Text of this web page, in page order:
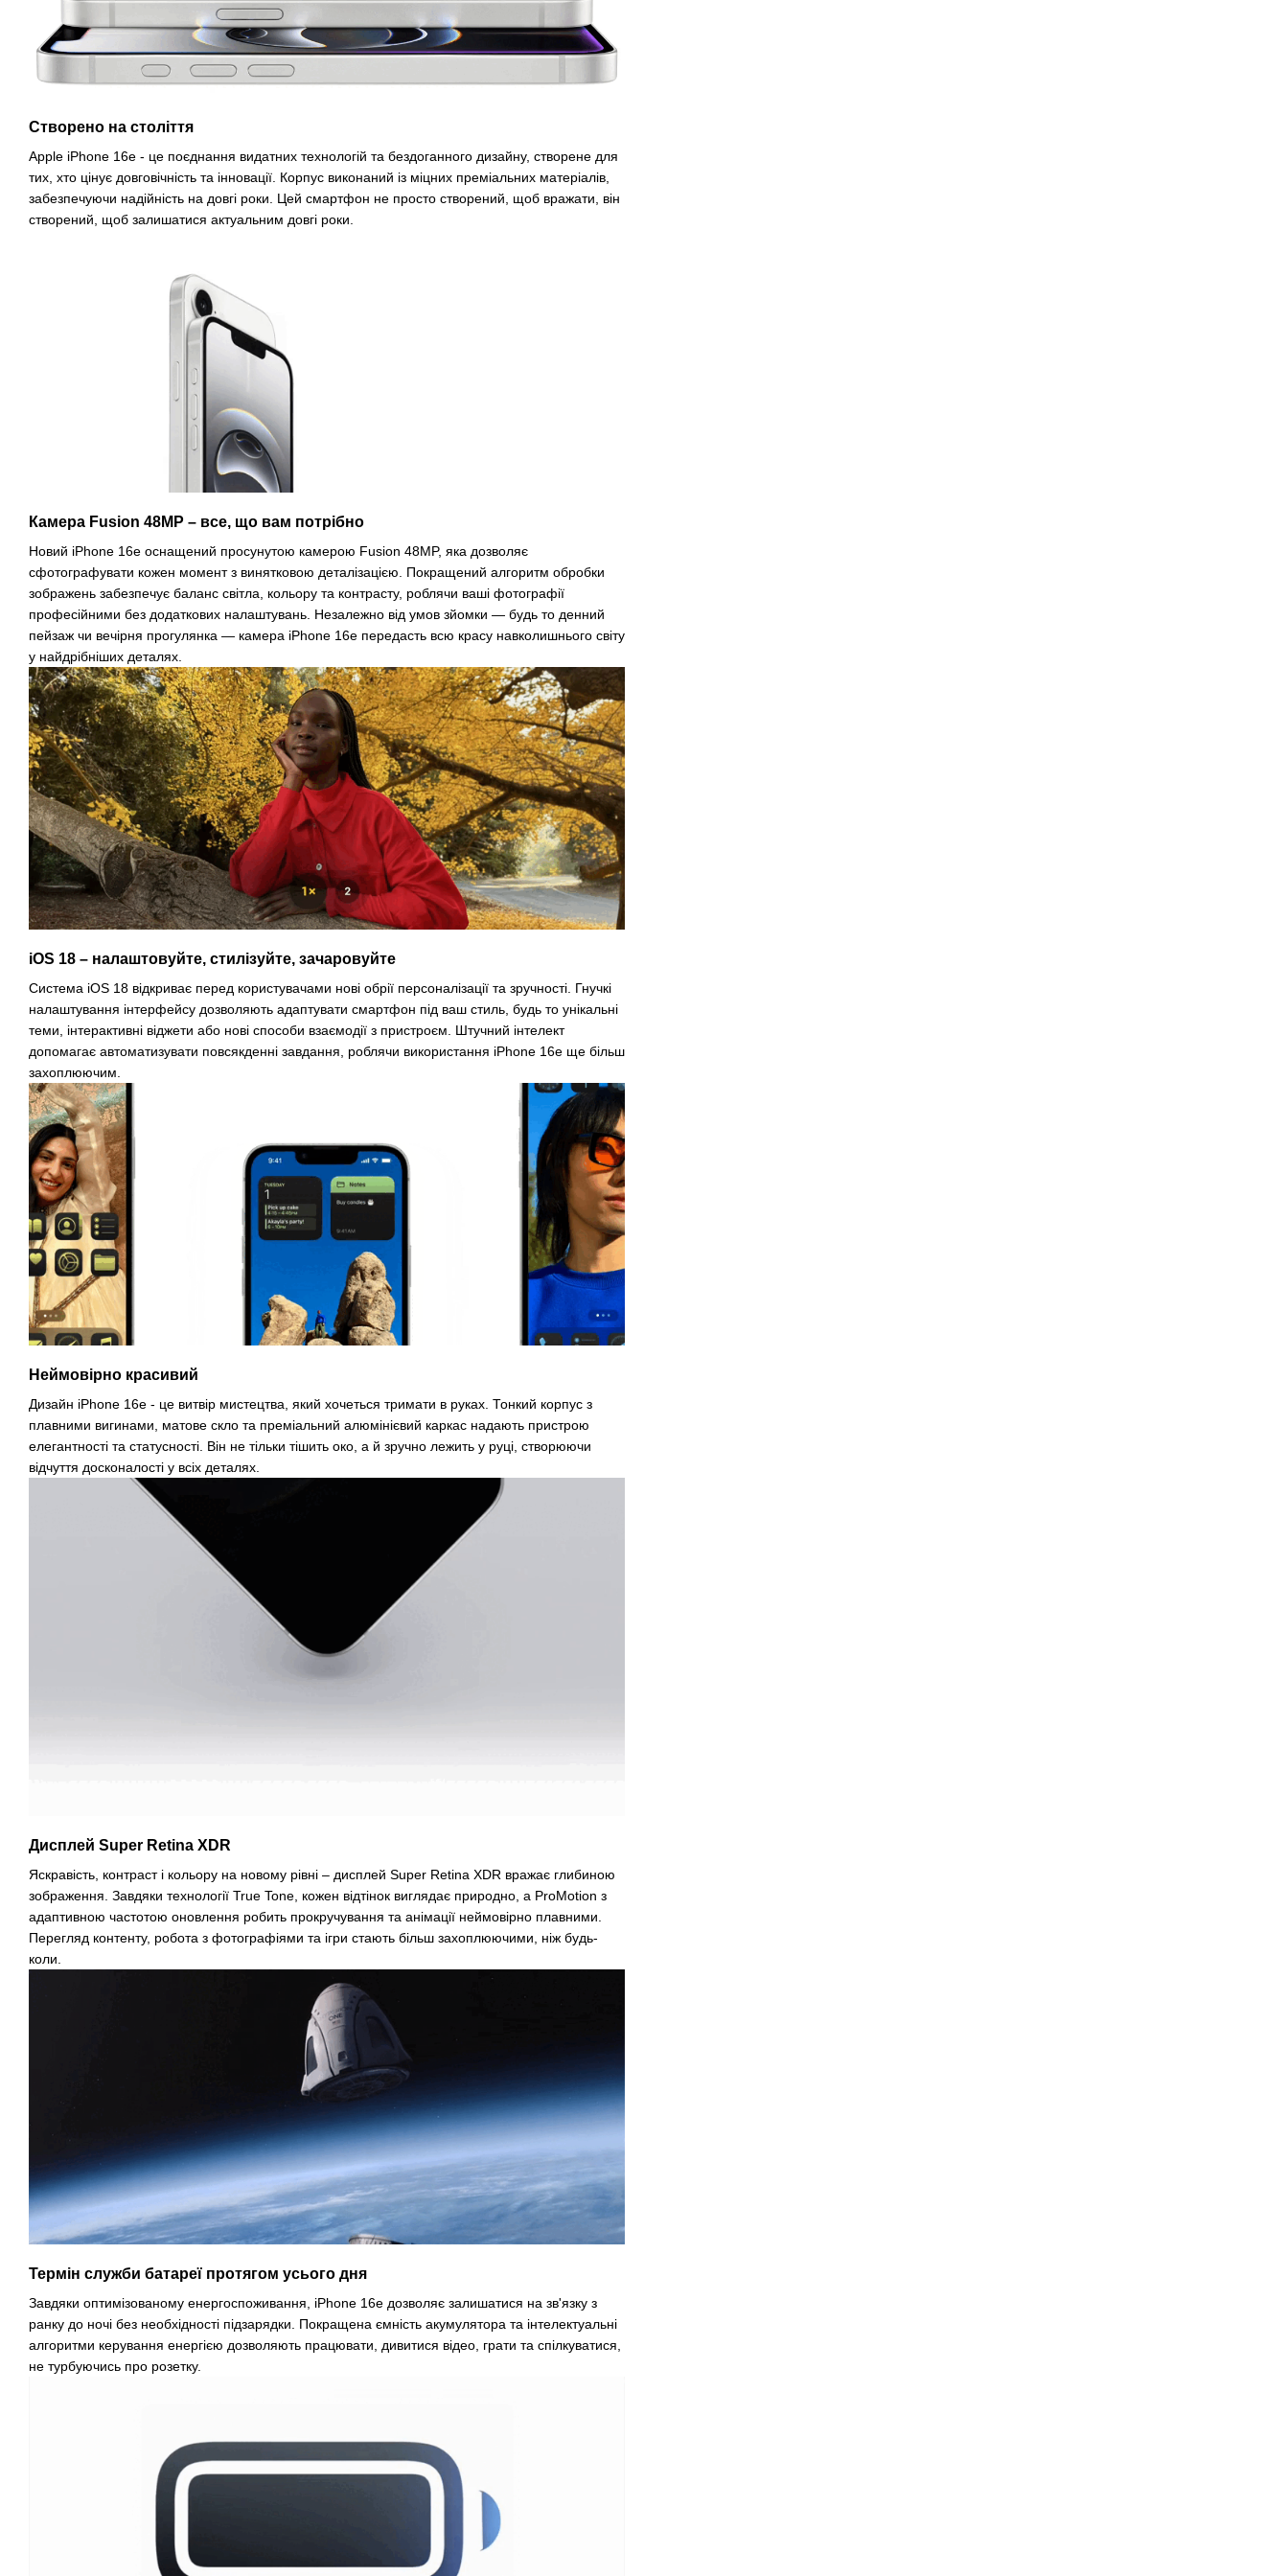
Створено на століття
Apple iPhone 16e - це поєднання видатних технологій та бездоганного дизайну, створене для
тих, хто цінує довговічність та інновації. Корпус виконаний із міцних преміальних матеріалів,
забезпечуючи надійність на довгі роки. Цей смартфон не просто створений, щоб вражати, він
створений, щоб залишатися актуальним довгі роки.
Камера Fusion 48MP – все, що вам потрібно
Новий iPhone 16e оснащений просунутою камерою Fusion 48MP, яка дозволяє
сфотографувати кожен момент з винятковою деталізацією. Покращений алгоритм обробки
зображень забезпечує баланс світла, кольору та контрасту, роблячи ваші фотографії
професійними без додаткових налаштувань. Незалежно від умов зйомки — будь то денний
пейзаж чи вечірня прогулянка — камера iPhone 16e передасть всю красу навколишнього світу
у найдрібніших деталях.
iOS 18 – налаштовуйте, стилізуйте, зачаровуйте
Система iOS 18 відкриває перед користувачами нові обрії персоналізації та зручності. Гнучкі
налаштування інтерфейсу дозволяють адаптувати смартфон під ваш стиль, будь то унікальні
теми, інтерактивні віджети або нові способи взаємодії з пристроєм. Штучний інтелект
допомагає автоматизувати повсякденні завдання, роблячи використання iPhone 16e ще більш
захоплюючим.
Неймовірно красивий
Дизайн iPhone 16e - це витвір мистецтва, який хочеться тримати в руках. Тонкий корпус з
плавними вигинами, матове скло та преміальний алюмінієвий каркас надають пристрою
елегантності та статусності. Він не тільки тішить око, а й зручно лежить у руці, створюючи
відчуття досконалості у всіх деталях.
Дисплей Super Retina XDR
Яскравість, контраст і кольору на новому рівні – дисплей Super Retina XDR вражає глибиною
зображення. Завдяки технології True Tone, кожен відтінок виглядає природно, а ProMotion з
адаптивною частотою оновлення робить прокручування та анімації неймовірно плавними.
Перегляд контенту, робота з фотографіями та ігри стають більш захоплюючими, ніж будь-
коли.
Термін служби батареї протягом усього дня
Завдяки оптимізованому енергоспоживання, iPhone 16e дозволяє залишатися на зв'язку з
ранку до ночі без необхідності підзарядки. Покращена ємність акумулятора та інтелектуальні
алгоритми керування енергією дозволяють працювати, дивитися відео, грати та спілкуватися,
не турбуючись про розетку.